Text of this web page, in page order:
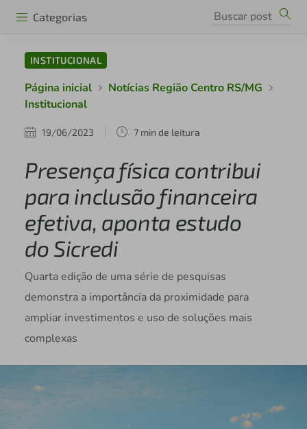
Categorias
INSTITUCIONAL
Página inicial
Notícias Região Centro RS/MG
Institucional
19/06/2023 7 min de leitura
Presença física contribui
para inclusão financeira
efetiva, aponta estudo
do Sicredi
Quarta edição de uma série de pesquisas
demonstra a importância da proximidade para
ampliar investimentos e uso de soluções mais
complexas